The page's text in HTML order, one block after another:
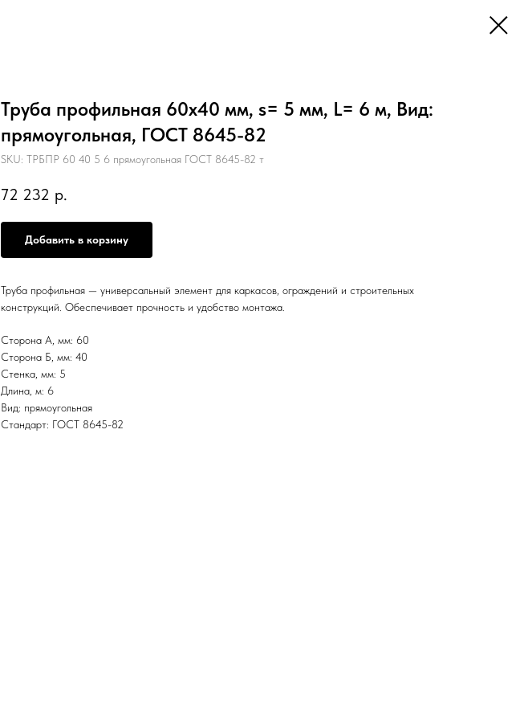
Труба профильная 60х40 мм, s= 5 мм, L= 6 м, Вид:
прямоугольная, ГОСТ 8645-82
SKU: ТРБПР 60 40 5 6 прямоугольная ГОСТ 8645-82 т
72 232 р.
Добавить в корзину
Труба профильная — универсальный элемент для каркасов, ограждений и строительных
конструкций. Обеспечивает прочность и удобство монтажа.
Сторона А, мм: 60
Сторона Б, мм: 40
Стенка, мм: 5
Длина, м: 6
Вид: прямоугольная
Стандарт: ГОСТ 8645-82